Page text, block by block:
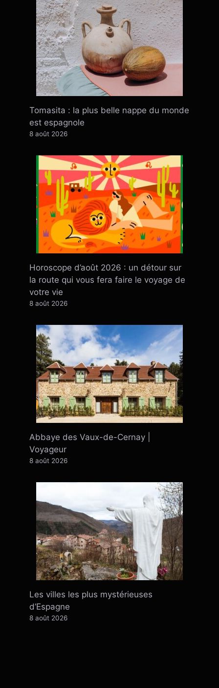
Tomasita : la plus belle nappe du monde
est espagnole
8 août 2026
Horoscope d’août 2026 : un détour sur
la route qui vous fera faire le voyage de
votre vie
8 août 2026
Abbaye des Vaux-de-Cernay |
Voyageur
8 août 2026
Les villes les plus mystérieuses
d’Espagne
8 août 2026